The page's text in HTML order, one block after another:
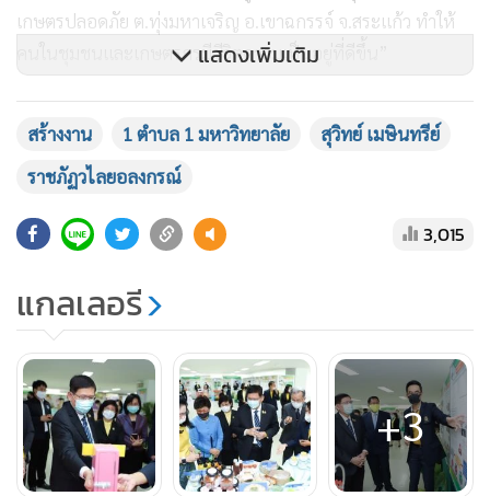
เกษตรปลอดภัย ต.ทุ่งมหาเจริญ อ.เขาฉกรรจ์ จ.สระแก้ว ทำให้
คนในชุมชนและเกษตรกรมีชีวิตความเป็นอยู่ที่ดีขึ้น”
รมว.อว.กล่าวต่อว่า นอกจากนี้ มหาวิทยาลัยราชภัฏวไลย
อลงกรณ์ฯ ยังได้นำเสนอถึงแผนงานการจ้างงานประชาชนที่ได้
รับผลกระทบจากวิกฤตโควิด-19 ในโครงการ “อว. สร้างงาน
สำนักงบประมาณ โดยจะจ้างงานคนในพื้นที่ จ.ปทุมธานี รวม 7
อำเภอ 12 ตำบล จำนวน 36 คน รวมทั้งสิ้น 209 คน เพื่อปฏิบัติ
งานในด้านพัฒนาชุมชน โดยมุ่งตอบโจทย์ความต้องการของ
ชุมชนเป็นหลัก เช่น การพัฒนาระบบเกษตรอัจฉริยะ การพัฒนา
คุณภาพชีวิตผู้สูงอายุ การบริหารจัดการน้ำชุมชน การส่งเสริม
และพัฒนาเศรษฐกิจสร้างสรรค์
แสดงเพิ่มเติม
สร้างงาน 1 ตำบล 1 มหาวิทยาลัย
สุวิทย์ เมษินทรีย์
ราชภัฏวไลยอลงกรณ์
3,015
แกลเลอรี
+3